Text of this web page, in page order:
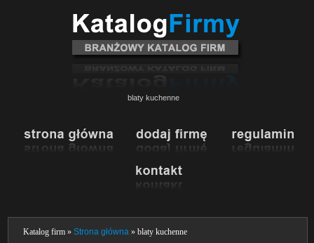
blaty kuchenne
Katalog firm »Strona główna » blaty kuchenne